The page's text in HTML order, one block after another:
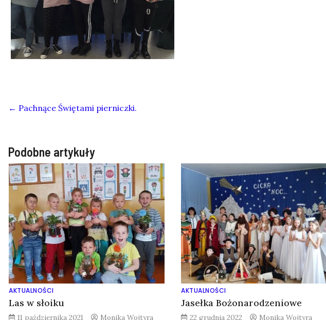
← Pachnące Świętami pierniczki.
Podobne artykuły
AKTUALNOŚCI
Las w słoiku
11 października 2021 Monika Wojtyra
AKTUALNOŚCI
Jasełka Bożonarodzeniowe
22 grudnia 2022 Monika Wojtyra